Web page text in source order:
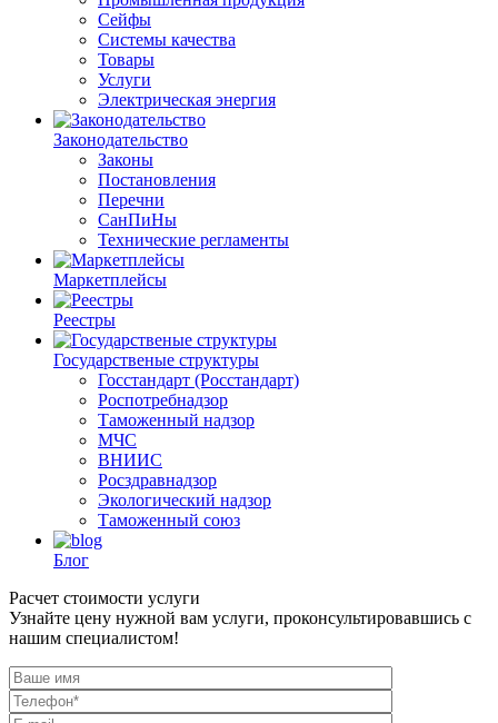
Сейфы
Системы качества
Товары
Услуги
Электрическая энергия
Законодательство
Законы
Постановления
Перечни
СанПиНы
Технические регламенты
Маркетплейсы
Реестры
Государственые структуры
Госстандарт (Росстандарт)
Роспотребнадзор
Таможенный надзор
МЧС
ВНИИС
Росздравнадзор
Экологический надзор
Таможенный союз
Блог
Расчет стоимости услуги
Узнайте цену нужной вам услуги, проконсультировавшись с
нашим специалистом!